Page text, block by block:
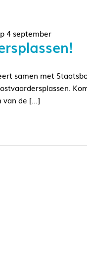
4 september
samen met
van de […]